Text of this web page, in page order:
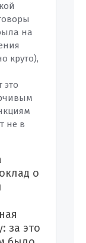
на
круто),
это
не в
о
за это